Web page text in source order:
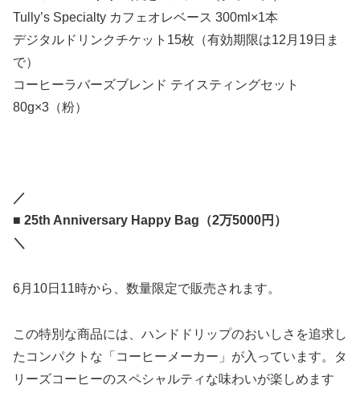
Tully’s Specialty カフェオレベース 300ml×1本
デジタルドリンクチケット15枚（有効期限は12月19日ま
で）
コーヒーラバーズブレンド テイスティングセット
80g×3（粉）
／
■ 25th Anniversary Happy Bag（2万5000円）
＼
6月10日11時から、数量限定で販売されます。
この特別な商品には、ハンドドリップのおいしさを追求し
たコンパクトな「コーヒーメーカー」が入っています。タ
リーズコーヒーのスペシャルティな味わいが楽しめます